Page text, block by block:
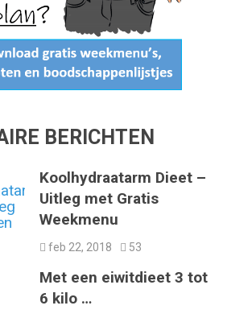
BERICHTEN
Koolhydraatarm Dieet –
Uitleg met Gratis
Weekmenu
feb 22, 2018 53
Met een eiwitdieet 3 tot
6 kilo …